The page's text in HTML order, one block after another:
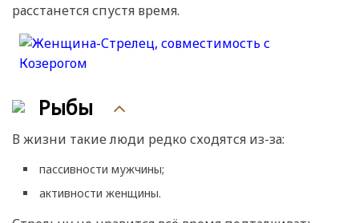
расстанется спустя время.
Рыбы
В жизни такие люди редко сходятся из-за:
пассивности мужчины;
активности женщины.